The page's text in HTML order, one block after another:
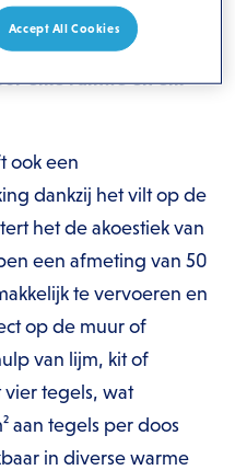
het meer als
het product nog
elke ruimte en elk
ook een
dankzij het vilt op de
het de akoestiek van
een afmeting van 50
te vervoeren en
op de muur of
van lijm, kit of
vier tegels, wat
aan tegels per doos
in diverse warme
Accept All Cookies